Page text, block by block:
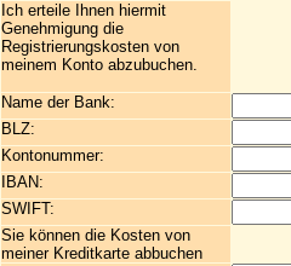
Ich erteile Ihnen hiermit
Genehmigung die
Registrierungskosten von
meinem Konto abzubuchen.
Name der Bank:
BLZ:
Kontonummer:
IBAN:
SWIFT:
Sie können die Kosten von
meiner Kreditkarte abbuchen